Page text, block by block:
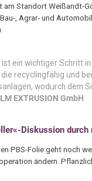
am Standort Weißandt-
, Agrar- und
ist ein wichtiger Schritt
recyclingfähig und
wodurch dem
EXTRUSION GmbH.
Diskussion
PBS-Folie geht noch
ändern.